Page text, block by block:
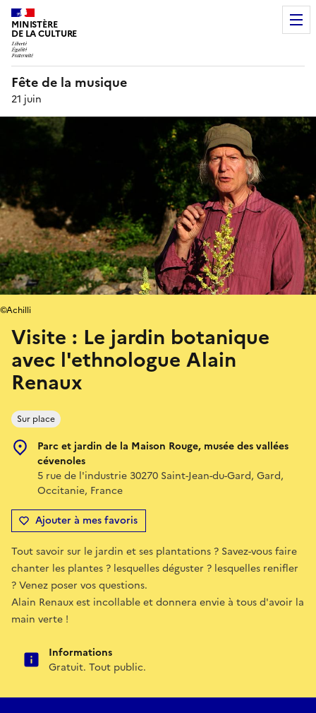
MINISTÈRE
DE LA CULTURE
Fête de la musique
21 juin
Visite : Le jardin botanique
avec l'ethnologue Alain
Renaux
Sur place
Parc et jardin de la Maison Rouge, musée des vallées
cévenoles
5 rue de l'industrie 30270 Saint-Jean-du-Gard, Gard,
Occitanie, France
Ajouter à mes favoris
©Achilli
Tout savoir sur le jardin et ses plantations ? Savez-vous faire
chanter les plantes ? lesquelles déguster ? lesquelles renifler
? Venez poser vos questions.
Alain Renaux est incollable et donnera envie à tous d'avoir la
main verte !
Informations
Gratuit. Tout public.